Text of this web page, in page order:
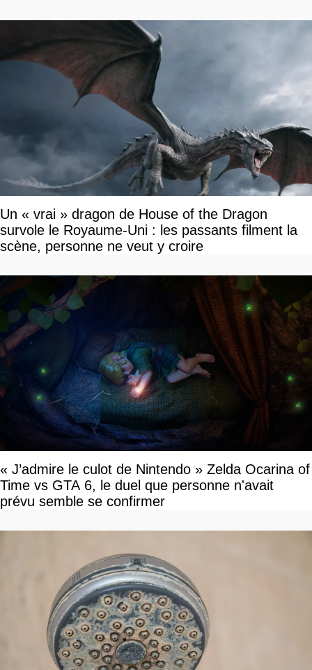
Un « vrai » dragon de House of the Dragon
survole le Royaume-Uni : les passants filment la
scène, personne ne veut y croire
« J’admire le culot de Nintendo » Zelda Ocarina of
Time vs GTA 6, le duel que personne n'avait
prévu semble se confirmer